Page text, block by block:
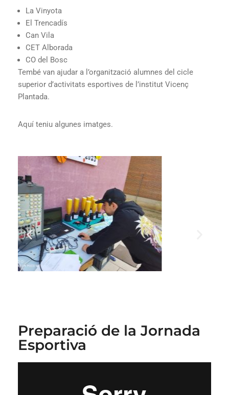
La Vinyota
El Trencadís
Can Vila
CET Alborada
CO del Bosc
Tembé van ajudar a l’organització alumnes del cicle
superior d’activitats esportives de l’institut Vicenç
Plantada.
Aquí teniu algunes imatges.
Preparació de la Jornada
Esportiva